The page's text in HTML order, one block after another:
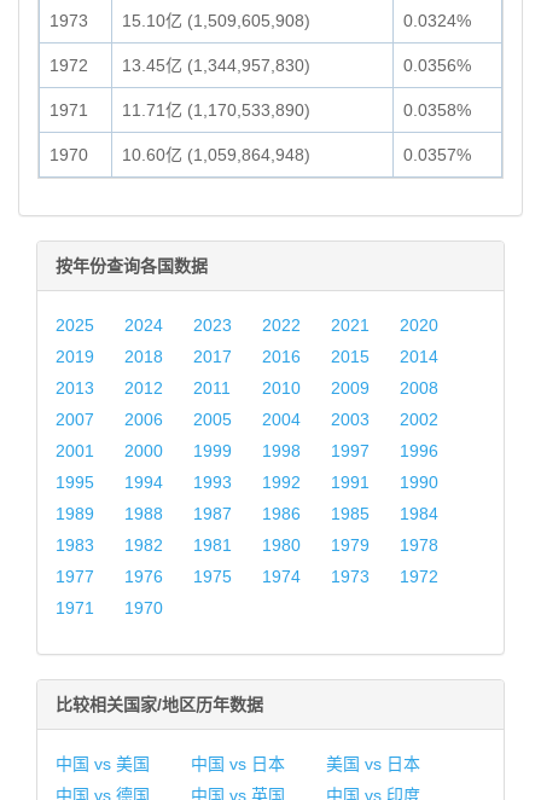
1973 15.10亿 (1,509,605,908) 0.0324%
1972 13.45亿 (1,344,957,830) 0.0356%
1971 11.71亿 (1,170,533,890) 0.0358%
1970 10.60亿 (1,059,864,948) 0.0357%
按年份查询各国数据
2025 2024 2023 2022 2021
2020
2019
2018 2017 2016 2015
2014
2013
2012 2011 2010 2009
2008
2007
2006 2005 2004 2003
2002
2001
2000 1999 1998 1997
1996
1995
1994 1993 1992 1991
1990
1989
1988 1987 1986 1985
1984
1983
1982 1981 1980 1979
1978
1977
1976 1975 1974 1973
1972
1971
1970
比较相关国家/地区历年数据
中国 vs 美国 中国 vs 日本
美国 vs 日本
中国 vs 德国
中国 vs 英国 中国 vs 印度